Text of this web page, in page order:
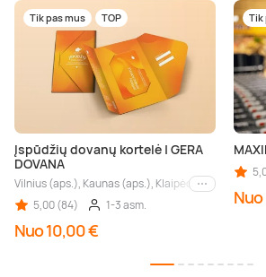
Tik pas mus TOP
Įspūdžių dovanų kortelė | GERA
DOVANA
Vilnius (aps.), Kaunas (aps.), Klaipėda (aps.),
Kiti miestai
5,00 (84)
1-3 asm.
Nuo 10,00 €
Tik